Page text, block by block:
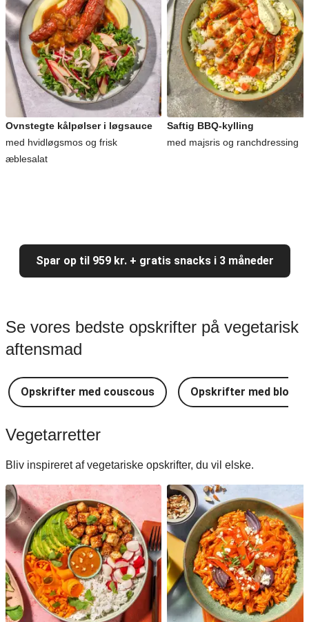
Ovnstegte kålpølser i løgsauce
med hvidløgsmos og frisk
æblesalat
Saftig BBQ-kylling
med majsris og ranchdressing
Spar op til 959 kr. + gratis snacks i 3 måneder
Se vores bedste opskrifter på vegetarisk
aftensmad
Opskrifter med couscous Opskrifter med
Vegetarretter
Bliv inspireret af vegetariske opskrifter, du vil elske.